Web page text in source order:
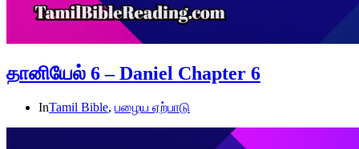
தானியேல் 6 – Daniel Chapter 6
InTamil Bible, பழைய ஏற்பாடு